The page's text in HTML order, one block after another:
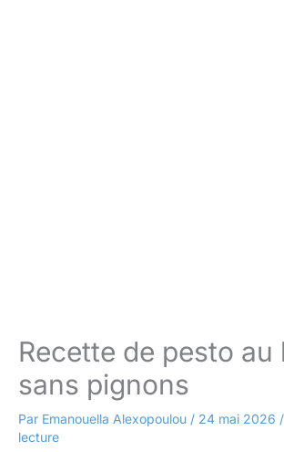
Recette de pesto au
sans pignons
Par Emanouella Alexopoulou / 24 mai 2026 /
lecture